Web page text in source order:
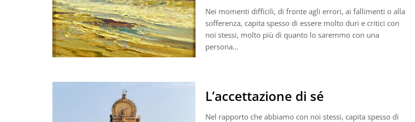
Nei momenti difficili, di fronte agli errori, ai fallimenti o alla
sofferenza, capita spesso di essere molto duri e critici con
noi stessi, molto più di quanto lo saremmo con una
persona…
L’accettazione di sé
Nel rapporto che abbiamo con noi stessi, capita spesso di